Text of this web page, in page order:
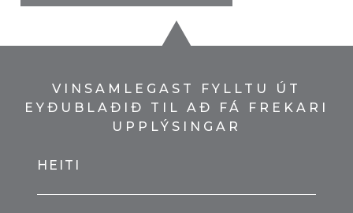
VINSAMLEGAST FYLLTU ÚT
EYÐUBLAÐIÐ TIL AÐ FÁ FREKARI
UPPLÝSINGAR
HEITI